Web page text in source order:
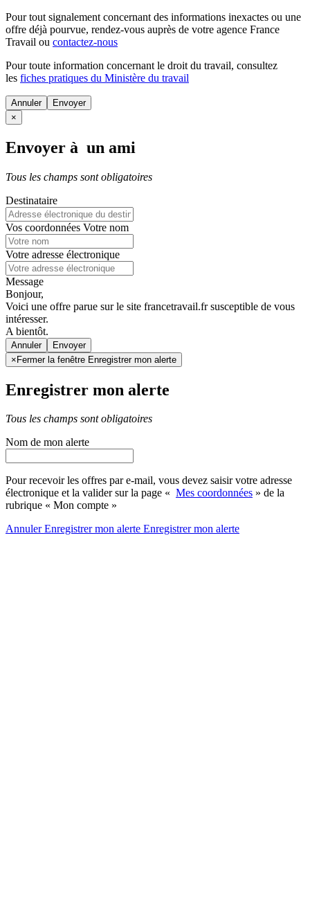
Pour tout signalement concernant des informations inexactes ou une
offre déjà pourvue, rendez-vous auprès de votre agence France
Travail ou contactez-nous
Pour toute information concernant le droit du travail, consultez
les fiches pratiques du Ministère du travail
Annuler
×
Envoyer à un ami
Tous les champs sont obligatoires
Destinataire
Vos coordonnées Votre nom
Votre adresse électronique
Message
Bonjour,
Voici une offre parue sur le site francetravail.fr susceptible de vous
intéresser.
A bientôt.
Annuler
×Fermer la fenêtre Enregistrer mon alerte
Enregistrer mon alerte
Tous les champs sont obligatoires
Nom de mon alerte
Pour recevoir les offres par e-mail, vous devez saisir votre adresse
électronique et la valider sur la page « Mes coordonnées » de la
rubrique « Mon compte »
AnnulerEnregistrer mon alerte Enregistrermon alerte